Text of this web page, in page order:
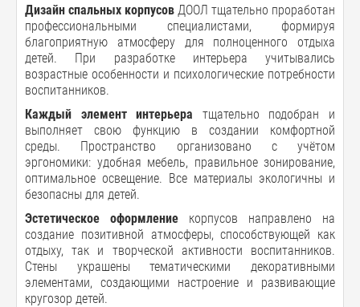
Дизайн спальных корпусов ДООЛ тщательно проработан
профессиональными специалистами, формируя
благоприятную атмосферу для полноценного отдыха
детей. При разработке интерьера учитывались
возрастные особенности и психологические потребности
воспитанников.
Каждый элемент интерьера тщательно подобран и
выполняет свою функцию в создании комфортной
среды. Пространство организовано с учётом
эргономики: удобная мебель, правильное зонирование,
оптимальное освещение. Все материалы экологичны и
безопасны для детей.
Эстетическое оформление корпусов направлено на
создание позитивной атмосферы, способствующей как
отдыху, так и творческой активности воспитанников.
Стены украшены тематическими декоративными
элементами, создающими настроение и развивающие
кругозор детей.